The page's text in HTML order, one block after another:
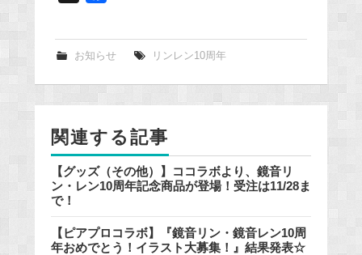
e
k
お知らせ リンレン10周年
関連する記事
【グッズ（その他）】ココラボより、鏡音リ
ン・レン10周年記念商品が登場！受注は11/28ま
で！
【ピアプロコラボ】『鏡音リン・鏡音レン10周
年おめでとう！イラスト大募集！』結果発表☆